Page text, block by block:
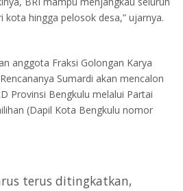
kota hingga pelosok desa,” ujarnya.
anggota Fraksi Golongan Karya
Sumardi akan mencalon
Provinsi Bengkulu melalui Partai
(Dapil Kota Bengkulu nomor
terus ditingkatkan,